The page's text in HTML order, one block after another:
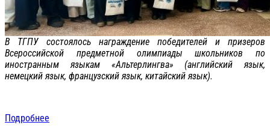
В ТГПУ состоялось награждение победителей и призеров
Всероссийской предметной олимпиады школьников по
иностранным языкам «Альтерлингва» (английский язык,
немецкий язык, французский язык, китайский язык).
Подробнее